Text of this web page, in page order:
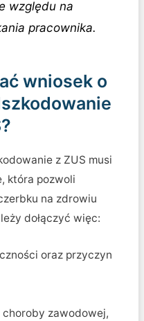
względu na
pracownika.
wniosek o
z ZUS musi
która pozwoli
na zdrowiu
dołączyć więc:
oraz przyczyn
zawodowej,